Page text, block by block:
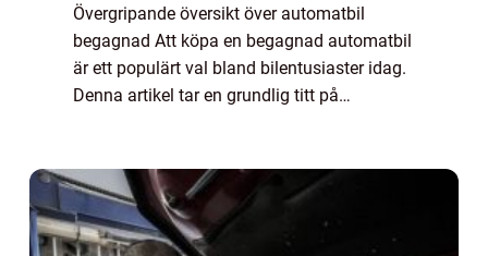
Övergripande översikt över automatbil
begagnad Att köpa en begagnad automatbil
är ett populärt val bland bilentusiaster idag.
Denna artikel tar en grundlig titt på
olik...